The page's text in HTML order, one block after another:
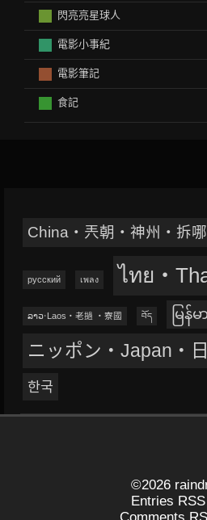
閃亮亮星球人
電影小事紀
電影筆記
食記
China‧兲朝‧神州‧拆哪
русский เพลง ไทย
ລາວ‧Laos‧老撾 ‧寮國 བོད မြန်
ニッポン‧Japan‧
한국
©2026
Entries RSS